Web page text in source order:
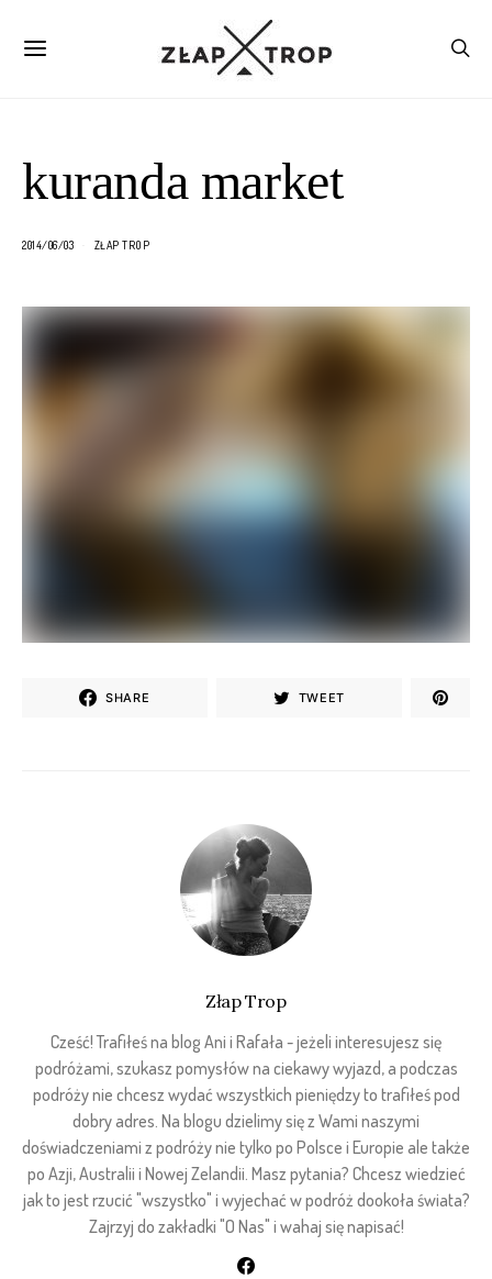
kuranda market
2014/06/03 ZŁAP TROP
SHARE TWEET
Złap Trop
Cześć! Trafiłeś na blog Ani i Rafała - jeżeli interesujesz się
podróżami, szukasz pomysłów na ciekawy wyjazd, a podczas
podróży nie chcesz wydać wszystkich pieniędzy to trafiłeś pod
dobry adres. Na blogu dzielimy się z Wami naszymi
doświadczeniami z podróży nie tylko po Polsce i Europie ale także
po Azji, Australii i Nowej Zelandii. Masz pytania? Chcesz wiedzieć
jak to jest rzucić "wszystko" i wyjechać w podróż dookoła świata?
Zajrzyj do zakładki "O Nas" i wahaj się napisać!